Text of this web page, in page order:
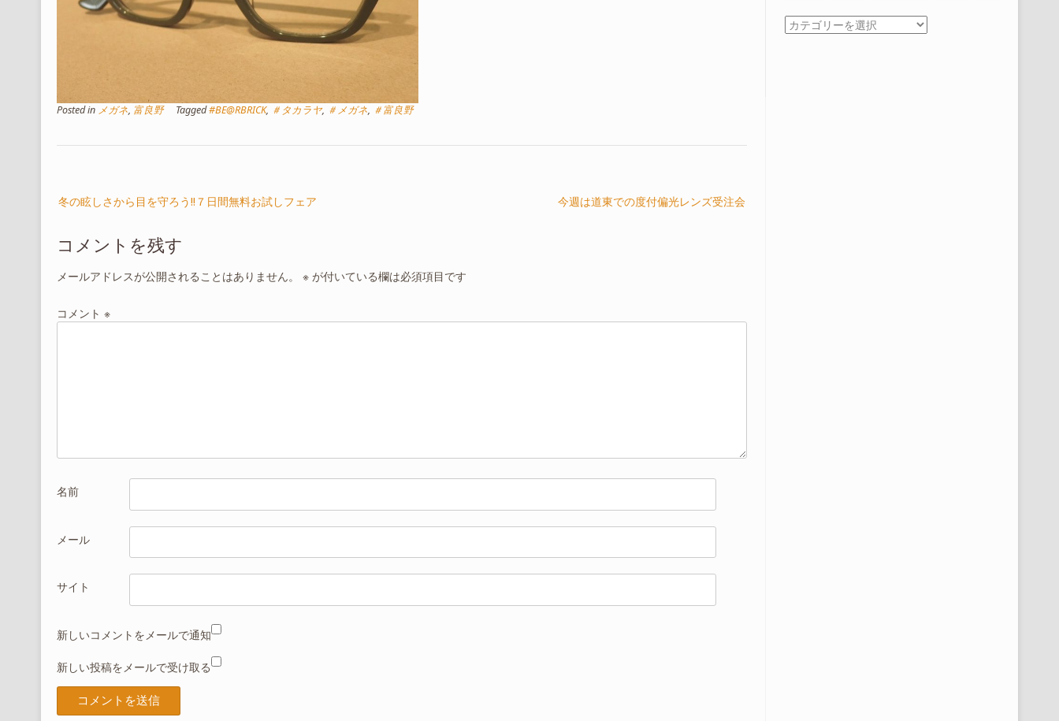
Posted in メガネ, 富良野 Tagged#BE@RBRICK, ＃タカラヤ, ＃メガネ, ＃富良野
稿
ビ
ゲ
シ
今週は道東での度付偏光レンズ受注会
冬の眩しさから目を守ろう!!７日間無料お試しフェア
コメントを残す
メールアドレスが公開されることはありません。 ※ が付いている欄は必須項目です
コメント ※
名前
メール
サイト
新しいコメントをメールで通知
新しい投稿をメールで受け取る
カ